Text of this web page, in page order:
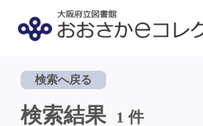
検索へ戻る
検索結果 1 件